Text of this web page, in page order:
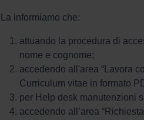
La informiamo che:
attuando la procedura di
nome e cognome;
accedendo all'area “Lavora
Curriculum vitae in formato
per Help desk manutenzioni
accedendo all’area